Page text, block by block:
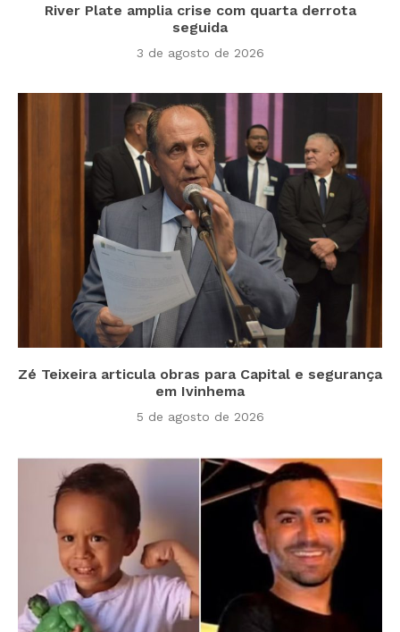
River Plate amplia crise com quarta derrota
seguida
3 de agosto de 2026
Zé Teixeira articula obras para Capital e segurança
em Ivinhema
5 de agosto de 2026